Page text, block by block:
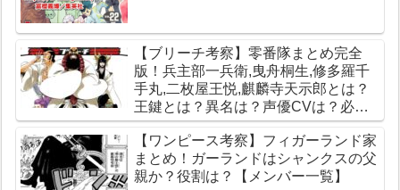
【ブリーチ考察】零番隊まとめ完全
版！兵主部一兵衛,曳舟桐生,修多羅千
手丸,二枚屋王悦,麒麟寺天示郎とは？
王鍵とは？異名は？声優CVは？必殺
技は？【霊王宮】【泉湯鬼・穀王・刀
神・大織守・まなこ和尚】
【ワンピース考察】フィガーランド家
まとめ！ガーランドはシャンクスの父
親か？役割は？【メンバー一覧】